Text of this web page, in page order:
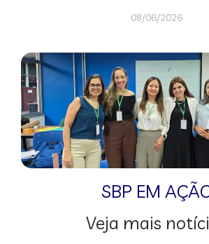
08/06/2026
SBP EM
Veja mais